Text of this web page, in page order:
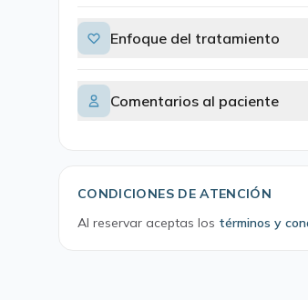
Enfoque del tratamiento
Comentarios al paciente
CONDICIONES DE ATENCIÓN
Al reservar aceptas los términos y